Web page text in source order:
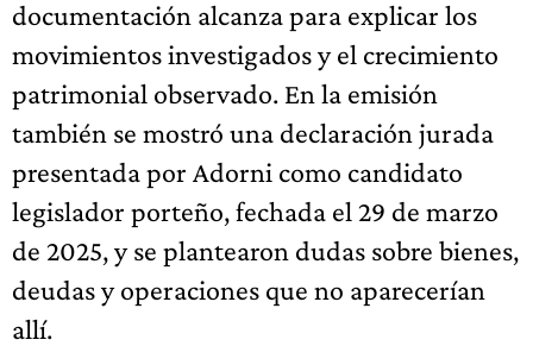
documentación alcanza para explicar los
movimientos investigados y el crecimiento
patrimonial observado. En la emisión
también se mostró una declaración jurada
presentada por Adorni como candidato
legislador porteño, fechada el 29 de marzo
de 2025, y se plantearon dudas sobre bienes,
deudas y operaciones que no aparecerían
allí.